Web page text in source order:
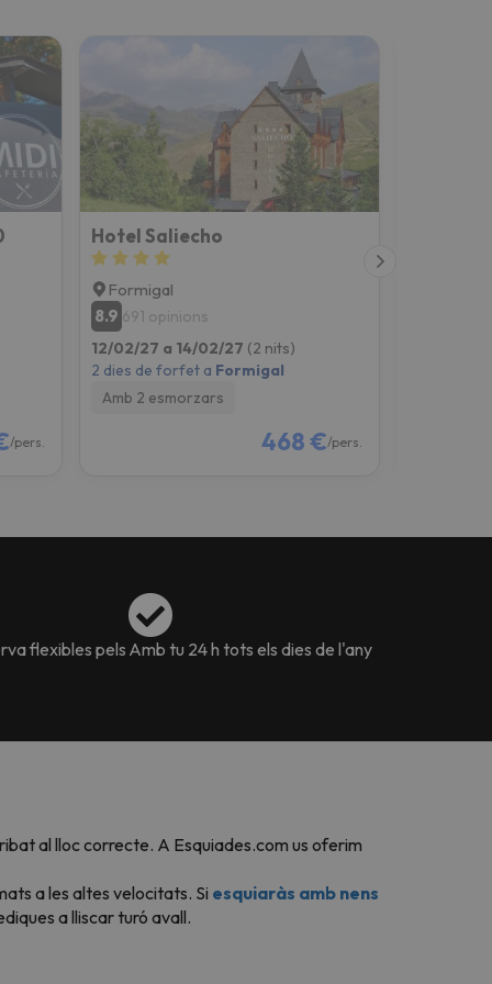
/pers.
Hotel Saliecho
Formigal
8.9 691 opinions
12/02/27 a 14/02/27 (2 nits)
2 dies de forfet a Formigal
Amb 2 esmorzars
468 €/pers.
flexibles pels Amb tu 24 h tots els dies de l'any
al lloc correcte. A Esquiades.com us oferim
a les altes velocitats. Si esquiaràs amb nens
a lliscar turó avall.